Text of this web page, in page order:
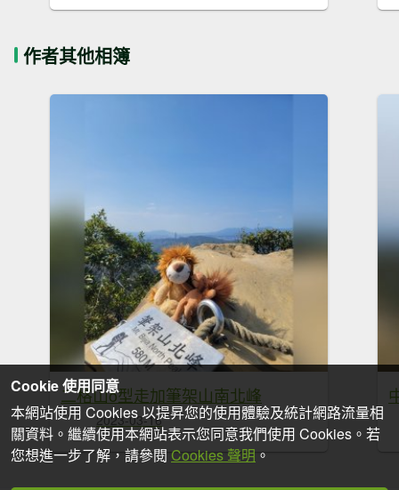
作者其他相簿
二格山o型走加筆架山南北峰
2023-03-16
Cookie 使用同意
本網站使用 Cookies 以提昇您的使用體驗及統計網路流量相
關資料。繼續使用本網站表示您同意我們使用 Cookies。若
您想進一步了解，請參閱 Cookies 聲明 。